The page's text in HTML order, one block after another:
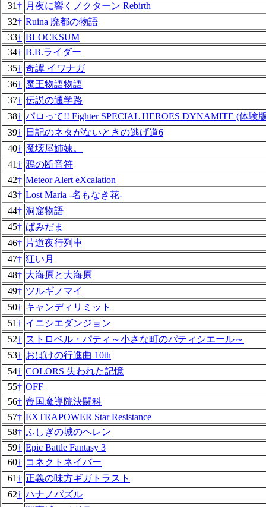
31† 月夜に響くノクターン Rebirth
32† Ruina 廃都の物語
33† BLOCKSUM
34† B.B.ライダー
35† 奇譚 イワナガ
36† 魔王物語物語
37† 伝説の通学路
38† パロって!! Fighter SPECIAL HEROES DYNAMITE (体験
39† 日記のネタがないときの逃げ道6
40† 魔壊屋姉妹。
41† 鴉の断音符
42† Meteor Alert eXcalation
43† Lost Maria -名もなき花-
44† 洞窟物語
45† ぱみだま
46† 片道夜行列車
47† 狂い月
48† 大海原と大海原
49† ツルギノマイ
50† キャンディリミット
51† イニシエダンジョン
52† ストロベル・パティ～小さな町のパティシエール～
53† おばけの行進曲 10th
54† COLORS 失われた記憶
55† OFF
56† 帝国魔導院決闘科
57† EXTRAPOWER Star Resistance
58† ふしぎの城のヘレン
59† Epic Battle Fantasy 3
60† コネクトネイバー
61† 正義の味方ギガトラスト
62† ハナノパズル